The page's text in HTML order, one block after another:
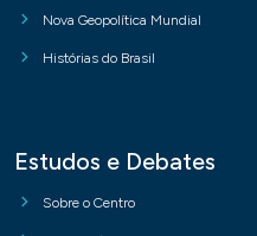
Nova Geopolítica Mundial
Histórias do Brasil
Estudos e Debates
Sobre o Centro